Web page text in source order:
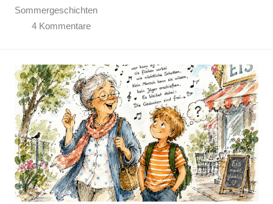
Sommergeschichten
4 Kommentare